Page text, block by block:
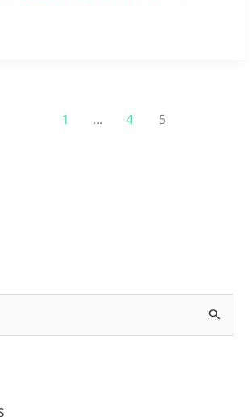
1 … 4 5